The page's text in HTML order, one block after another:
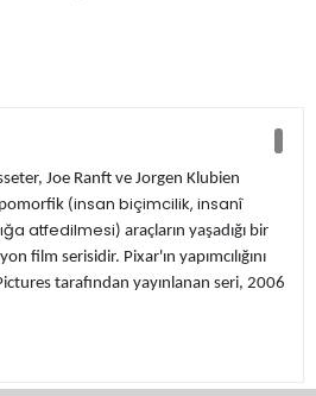
Joe Ranft ve Jorgen Klubien
(insan biçimcilik, insanî
atfedilmesi) araçların yaşadığı bir
film serisidir. Pixar'ın yapımcılığını
tarafından yayınlanan seri, 2006